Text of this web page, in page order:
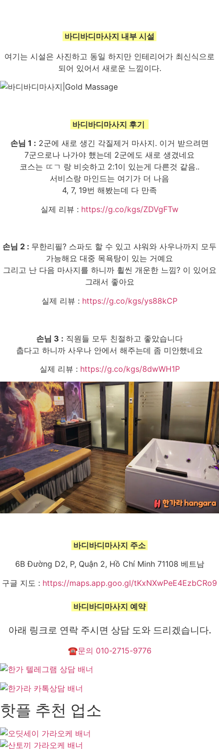
바디바디마사지 내부 시설
여기는 시설은 사진하고 동일 하지만 인테리어가 최신식으로
되어 있어서 새로운 느낌이다.
바디바디마사지 후기
손님 1 : 2군에 새로 생긴 각질제거 마사지. 이거 받으려면
7군으로나 나가야 했는데 2군에도 새로 생겼네요
코스는 ㄸㄱ 랑 비슷하고 2:1이 있는게 다른것 같음..
서비스랑 마인드는 여기가 더 나음
4, 7, 19번 해봤는데 다 만족
실제 리뷰 : https://g.co/kgs/ZDVgFTw
손님 2 : 무한리필? 스파도 할 수 있고 샤워와 사우나까지 모두
가능해요 대중 목욕탕이 있는 거예요
그리고 난 다음 마사지를 하니까 휠씬 개운한 느낌? 이 있어요
그래서 좋아요
실제 리뷰 : https://g.co/kgs/ys88kCP
손님 3 : 직원들 모두 친절하고 좋았습니다
춥다고 하니까 사우나 안에서 해주는데 좀 미안했네요
실제 리뷰 : https://g.co/kgs/8dwWH1P
바디바디마사지 주소
6B Đường D2, P, Quận 2, Hồ Chí Minh 71108 베트남
구글 지도 : https://maps.app.goo.gl/tKxNXwPeE4EzbCRo9
바디바디마사지 예약
아래 링크로 연락 주시면 상담 도와 드리겠습니다.
☎문의 010-2715-9776
핫플 추천 업소